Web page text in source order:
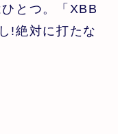
とつ。「XBB
!絶対に打たな